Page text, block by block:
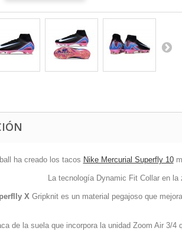
ha creado los tacos Nike Mercurial Superfly 10
La tecnología Dynamic Fit Collar en
X Gripknit es un material pegajoso que
de la suela que incorpora la unidad Zoom Air 3/